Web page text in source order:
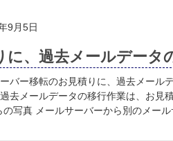
9月5日
に、過去メールデータ
バー移転のお見積りに、過去メール
去メールデータの移行作業は、お見
の写真 メールサーバーから別のメー